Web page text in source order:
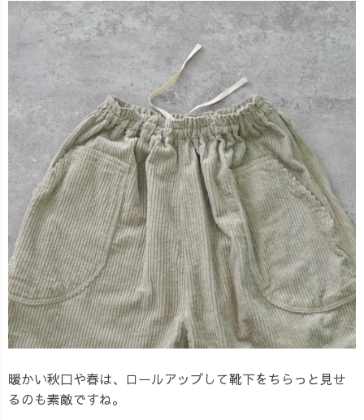
暖かい秋口や春は、ロールアップして靴下をちらっと見せ
るのも素敵ですね。